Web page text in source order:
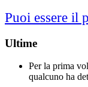
Puoi essere il
Ultime
Per la prima
qualcuno ha